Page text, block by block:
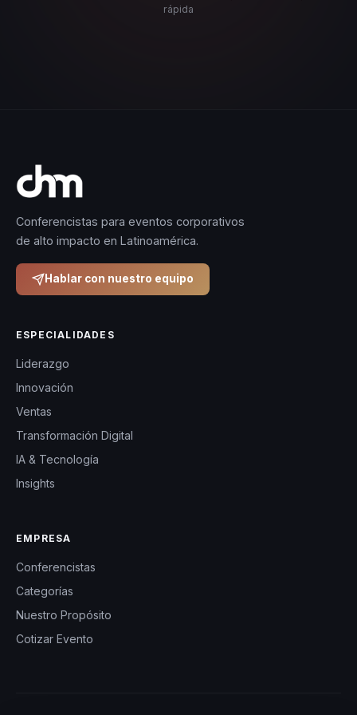
rápida
Conferencistas para eventos corporativos
de alto impacto en Latinoamérica.
Hablar con nuestro equipo
ESPECIALIDADES
Liderazgo
Innovación
Ventas
Transformación Digital
IA & Tecnología
Insights
EMPRESA
Conferencistas
Categorías
Nuestro Propósito
Cotizar Evento